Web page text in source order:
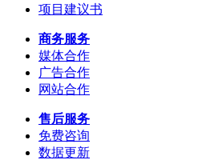
项目建议书
商务服务
媒体合作
广告合作
网站合作
售后服务
免费咨询
数据更新